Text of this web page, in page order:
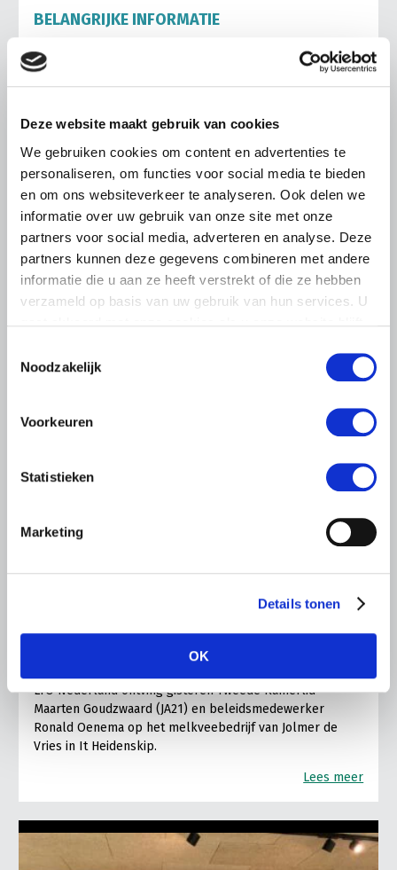
Deze website maakt gebruik van cookies
We gebruiken cookies om content en advertenties te
personaliseren, om functies voor social media te bieden
en om ons websiteverkeer te analyseren. Ook delen we
informatie over uw gebruik van onze site met onze
partners voor social media, adverteren en analyse. Deze
partners kunnen deze gegevens combineren met andere
informatie die u aan ze heeft verstrekt of die ze hebben
verzameld op basis van uw gebruik van hun services. U
Noodzakelijk
Voorkeuren
Statistieken
Marketing
Details tonen
OK
BELANGRIJKE INFORMATIE
LTO sluit aan bij demonstratie tegen
pluimveehouders
ZLTO, LLTB, LTO Noord en LTO Nederland roepen hun
leden op om op vrijdagochtend 14 augustus massaal naar
het voorplein van het provinciehuis in Den Bosch te
komen…
Lees meer
bezoekt melkveehouderij in
LTO Nederland ontving gisteren Tweede Kamerlid
Maarten Goudzwaard (JA21) en beleidsmedewerker
Ronald Oenema op het melkveebedrijf van Jolmer de
Vries in It Heidenskip.
Lees meer